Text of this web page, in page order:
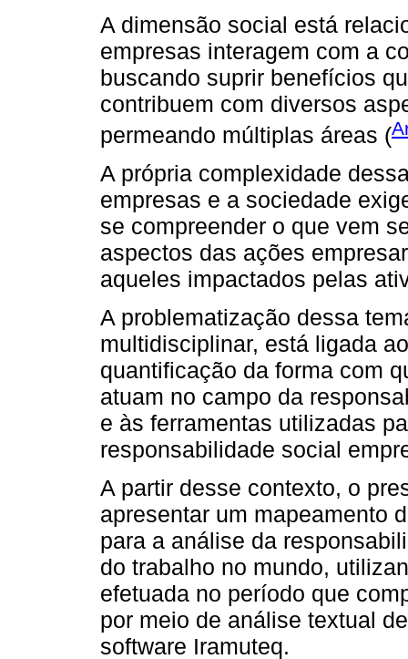
A dimensão social está
empresas interagem com a
buscando suprir benefícios
contribuem com diversos
permeando múltiplas áreas (
A própria complexidade
empresas e a sociedade
se compreender o que vem
aspectos das ações
aqueles impactados pelas
A problematização dessa
multidisciplinar, está ligada
quantificação da forma com
atuam no campo da
e às ferramentas utilizadas
responsabilidade social
A partir desse contexto, o
apresentar um mapeamento
para a análise da
do trabalho no mundo,
efetuada no período que
por meio de análise textual
software Iramuteq.